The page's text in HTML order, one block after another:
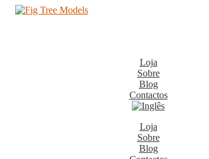
Loja
Sobre
Blog
Contactos
Loja
Sobre
Blog